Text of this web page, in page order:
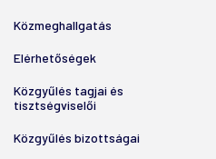
Közmeghallgatás
Elérhetőségek
Közgyűlés tagjai és
tisztségviselői
Közgyűlés bizottságai